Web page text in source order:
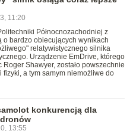
11:20
Północnozachodniej z
o bardzo obiecujących wynikach
relatywistycznego silnika
Urządzenie EmDrive, którego
Shawyer, zostało powszechnie
a tym samym niemożliwe do
konkurencją dla
13:55